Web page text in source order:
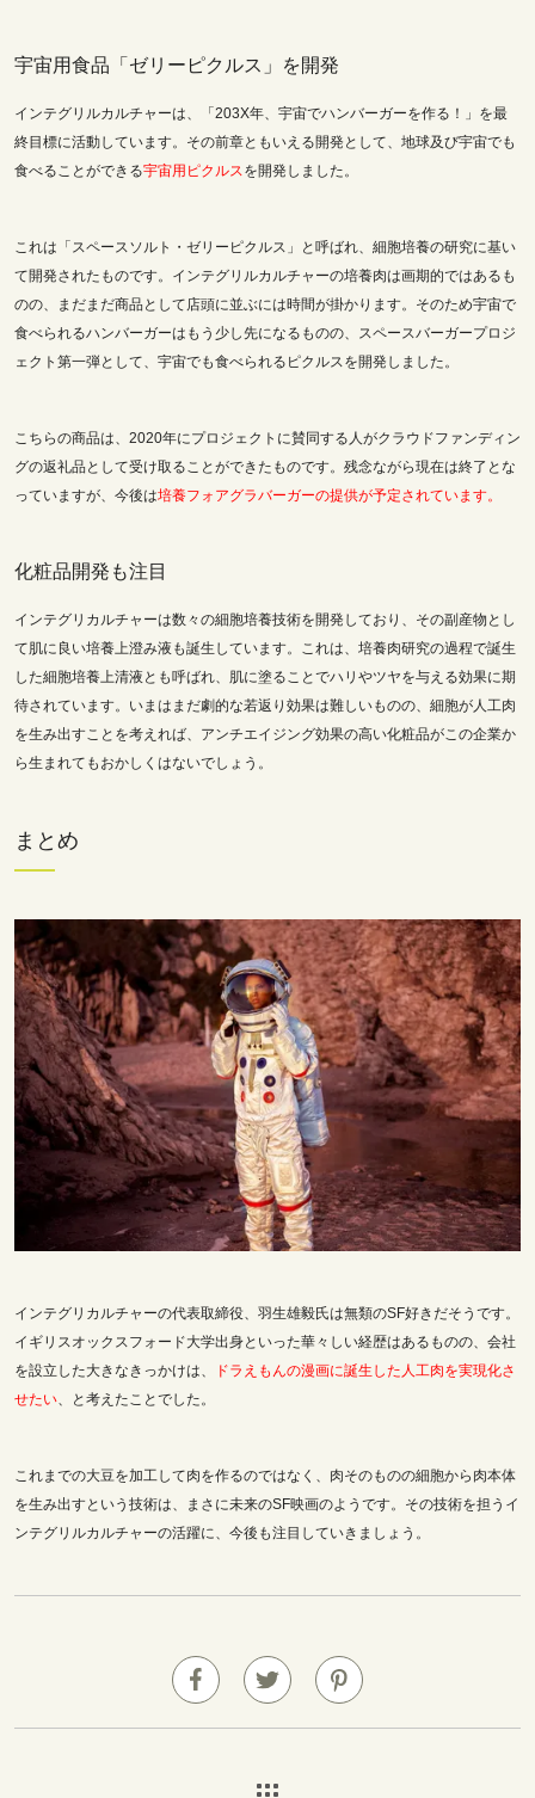
宇宙用食品「ゼリーピクルス」を開発
インテグリルカルチャーは、「203X年、宇宙でハンバーガーを作る！」を最
終目標に活動しています。その前章ともいえる開発として、地球及び宇宙でも
食べることができる宇宙用ピクルスを開発しました。
これは「スペースソルト・ゼリーピクルス」と呼ばれ、細胞培養の研究に基い
て開発されたものです。インテグリルカルチャーの培養肉は画期的ではあるも
のの、まだまだ商品として店頭に並ぶには時間が掛かります。そのため宇宙で
食べられるハンバーガーはもう少し先になるものの、スペースバーガープロジ
ェクト第一弾として、宇宙でも食べられるピクルスを開発しました。
こちらの商品は、2020年にプロジェクトに賛同する人がクラウドファンディン
グの返礼品として受け取ることができたものです。残念ながら現在は終了とな
っていますが、今後は培養フォアグラバーガーの提供が予定されています。
化粧品開発も注目
インテグリカルチャーは数々の細胞培養技術を開発しており、その副産物とし
て肌に良い培養上澄み液も誕生しています。これは、培養肉研究の過程で誕生
した細胞培養上清液とも呼ばれ、肌に塗ることでハリやツヤを与える効果に期
待されています。いまはまだ劇的な若返り効果は難しいものの、細胞が人工肉
を生み出すことを考えれば、アンチエイジング効果の高い化粧品がこの企業か
ら生まれてもおかしくはないでしょう。
まとめ
インテグリカルチャーの代表取締役、羽生雄毅氏は無類のSF好きだそうです。
イギリスオックスフォード大学出身といった華々しい経歴はあるものの、会社
を設立した大きなきっかけは、
ドラえもんの漫画に誕生した人工肉を実現化さ
せたい、と考えたことでした。
これまでの大豆を加工して肉を作るのではなく、肉そのものの細胞から肉本体
を生み出すという技術は、まさに未来のSF映画のようです。その技術を担うイ
ンテグリルカルチャーの活躍に、今後も注目していきましょう。